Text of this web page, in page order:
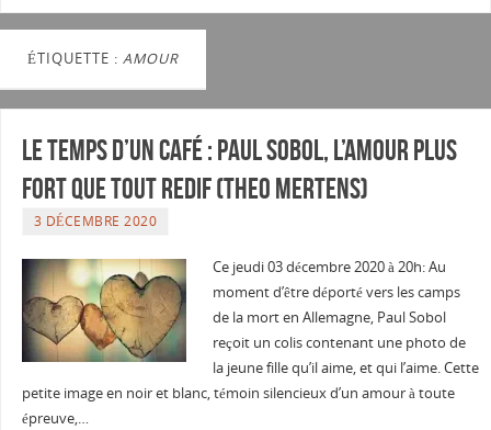
ÉTIQUETTE : AMOUR
Le temps d’un café : Paul Sobol, l’amour plus
fort que tout REDIF (Theo Mertens)
3 DÉCEMBRE 2020
Ce jeudi 03 décembre 2020 à 20h: Au
moment d’être déporté vers les camps
de la mort en Allemagne, Paul Sobol
reçoit un colis contenant une photo de
la jeune fille qu’il aime, et qui l’aime. Cette
petite image en noir et blanc, témoin silencieux d’un amour à toute
épreuve,…